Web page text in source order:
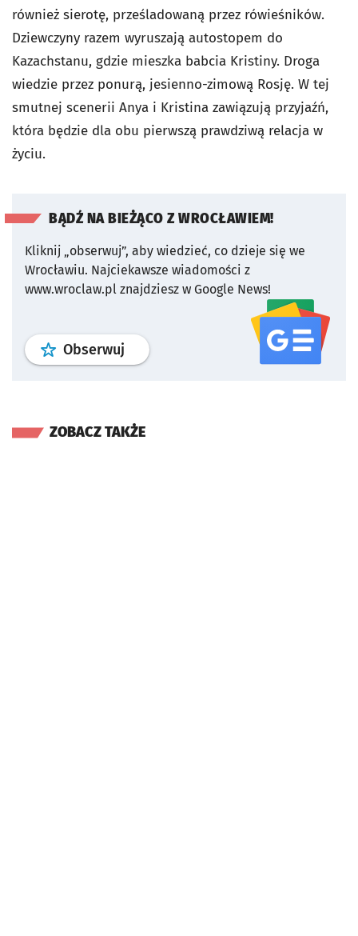
również sierotę, prześladowaną przez rówieśników.
Dziewczyny razem wyruszają autostopem do
Kazachstanu, gdzie mieszka babcia Kristiny. Droga
wiedzie przez ponurą, jesienno-zimową Rosję. W tej
smutnej scenerii Anya i Kristina zawiązują przyjaźń,
która będzie dla obu pierwszą prawdziwą relacja w
życiu.
BĄDŹ NA BIEŻĄCO Z WROCŁAWIEM!
Kliknij „obserwuj”, aby wiedzieć, co dzieje się we
Wrocławiu. Najciekawsze wiadomości z
www.wroclaw.pl znajdziesz w Google News!
Obserwuj profil serwisu
ZOBACZ TAKŻE